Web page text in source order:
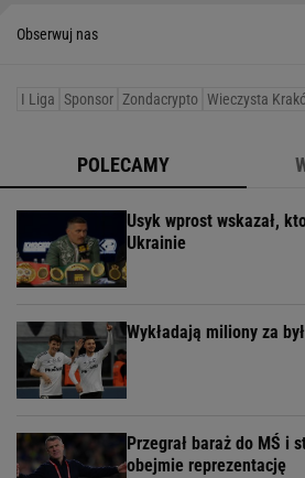
Obserwuj nas
I Liga Sponsor Zondacrypto Wieczysta
POLECAMY
Usyk wprost wskazał,
Ukrainie
Wykładają miliony za
Przegrał baraż do MŚ i
obejmie reprezentację